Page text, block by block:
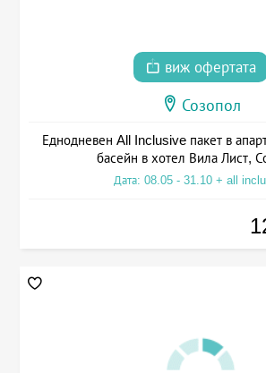
виж офертата
Созопол
Еднодневен All Inclusive пакет в
басейн в хотел Вила Лист,
Дата: 08.05 - 31.10 + all